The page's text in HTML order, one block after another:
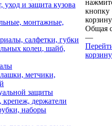
уход и защита кузова
монтажные,
салфетки, губки
колец, шайб,
метчики,
защиты
держатели
наборы
кнопку
Общая
—
корзину